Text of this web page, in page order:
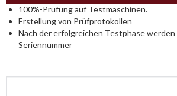
100%-Prüfung auf Testmaschinen.
Erstellung von Prüfprotokollen
Nach der erfolgreichen Testphase werden
Seriennummer